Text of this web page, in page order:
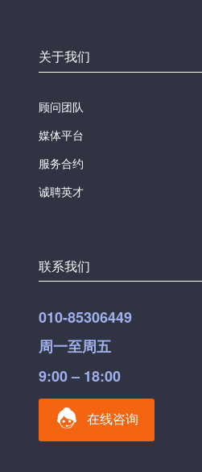
关于我们
顾问团队
媒体平台
服务合约
诚聘英才
联系我们
010-85306449
周一至周五
9:00 – 18:00
在线咨询